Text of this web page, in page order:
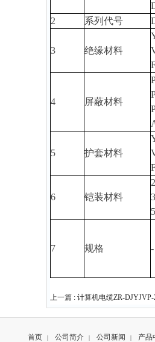
2
系列代号
3 绝缘材料
4 屏蔽材料
5 护套材料
6 铠装材料
7 规格 -
上一篇 : 计算机电缆ZR-
首页 | 公司简介 | 公司新闻 | 产品